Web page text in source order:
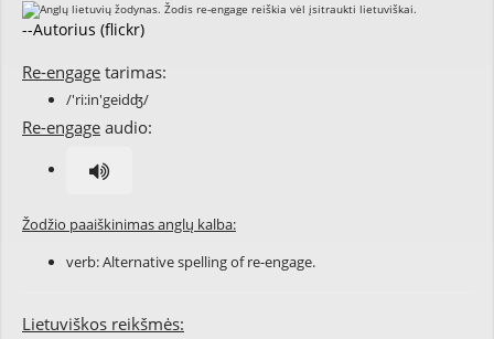
--Autorius (flickr)
Re-engage tarimas:
/'ri:in'geidʤ/
Re-engage audio:
Žodžio paaiškinimas anglų kalba:
verb: Alternative spelling ofre-engage.
Lietuviškos reikšmės: